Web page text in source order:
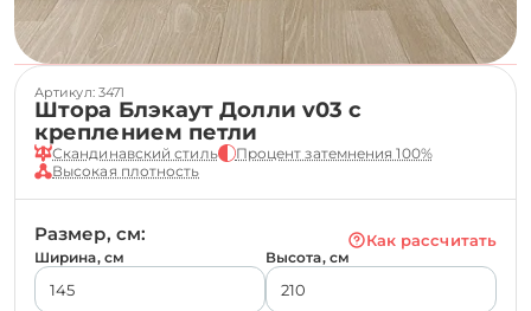
Артикул: 3471
Штора Блэкаут Долли v03 с
креплением петли
Скандинавский стиль
Процент затемнения 100%
Высокая плотность
Размер, см: Как рассчитать
Ширина, см Высота, см